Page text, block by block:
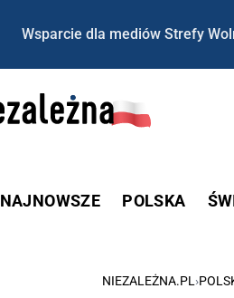
Wsparcie dla mediów Strefy
NAJNOWSZE POLSKA
NIEZALEŻNA.PL ›